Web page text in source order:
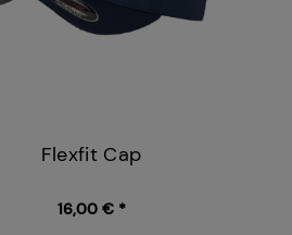
Flexfit Cap
16,00 € *